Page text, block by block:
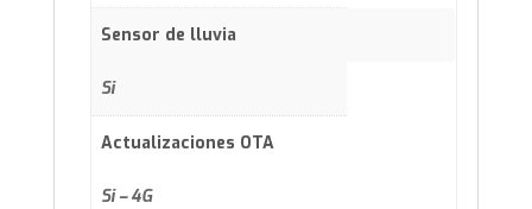
Sensor de lluvia
Si
Actualizaciones OTA
Si – 4G